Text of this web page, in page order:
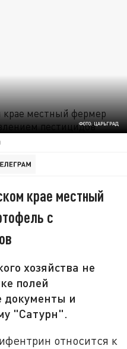
ФОТО: ЦАРЬГРАД
крае местный
с
хозяйства не
полей
документы и
"Сатурн".
относится к